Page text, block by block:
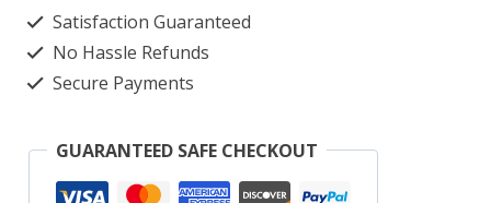
Satisfaction Guaranteed
No Hassle Refunds
Secure Payments
GUARANTEED SAFE CHECKOUT